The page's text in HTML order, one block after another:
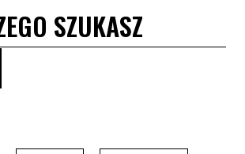
i filtrowania treści